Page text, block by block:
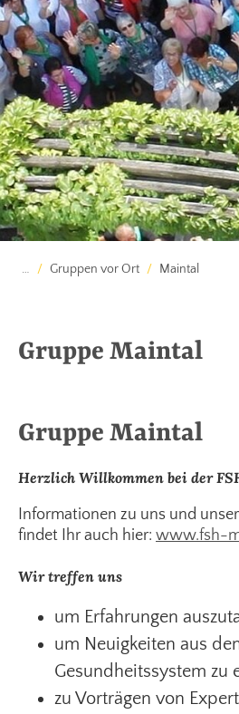
… Gruppen vor Ort Maintal
Gruppe Maintal
Gruppe Maintal
Herzlich Willkommen bei der
Informationen zu uns und
findet Ihr auch hier: www.fsh-
Wir treffen uns
um Erfahrungen
um Neuigkeiten aus
Gesundheitssystem zu
zu Vorträgen von